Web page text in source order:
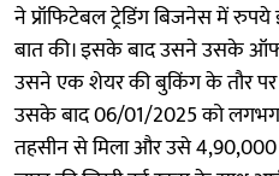
ने प्रॉफिटेबल ट्रेडिंग बिजनेस में रुपये
बात की। इसके बाद उसने उसके
उसने एक शेयर की बुकिंग के तौर पर
उसके बाद 06/01/2025 को
तहसीन से मिला और उसे